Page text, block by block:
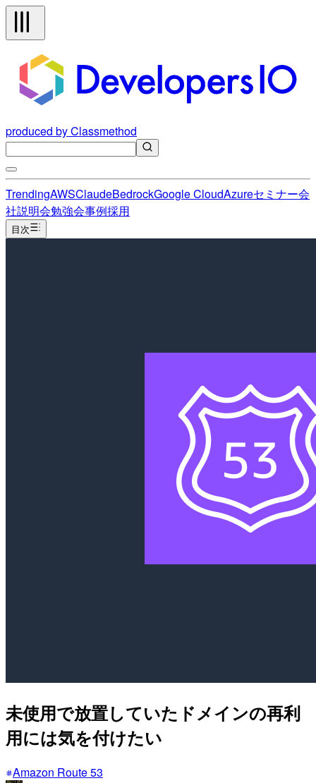
produced by Classmethod
TrendingAWSClaudeBedrockGoogle CloudAzureセミナー会
社説明会勉強会事例採用
目次
未使用で放置していたドメインの再利
用には気を付けたい
Amazon Route 53